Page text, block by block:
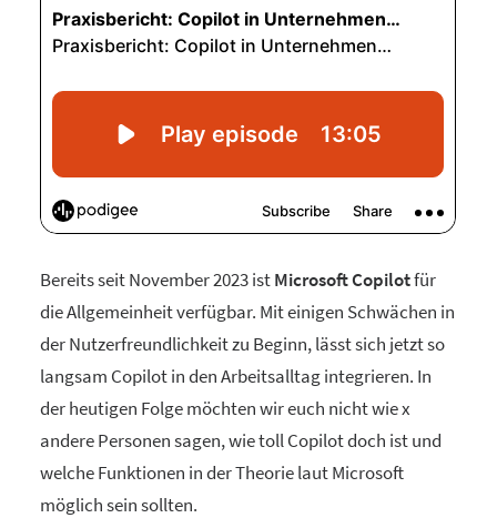
Bereits seit November 2023 istMicrosoft Copilotfür
die Allgemeinheit verfügbar. Mit einigen Schwächen in
der Nutzerfreundlichkeit zu Beginn, lässt sich jetzt so
langsam Copilot in den Arbeitsalltag integrieren. In
der heutigen Folge möchten wir euch nicht wie x
andere Personen sagen, wie toll Copilot doch ist und
welche Funktionen in der Theorie laut Microsoft
möglich sein sollten.